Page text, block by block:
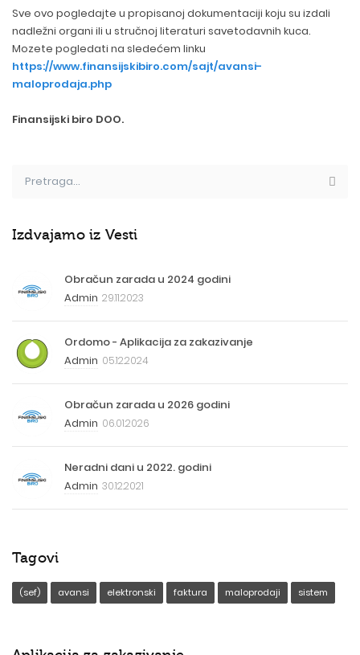
Sve ovo pogledajte u propisanoj dokumentaciji koju su izdali
nadležni organi ili u stručnoj literaturi savetodavnih kuca.
Mozete pogledati na sledećem linku
https://www.finansijskibiro.com/sajt/avansi-
maloprodaja.php
Finansijski biro DOO.
Izdvajamo iz Vesti
Obračun zarada u 2024 godini
Admin 29.11.2023
Ordomo - Aplikacija za zakazivanje
Admin 05.12.2024
Obračun zarada u 2026 godini
Admin 06.01.2026
Neradni dani u 2022. godini
Admin 30.12.2021
Tagovi
(sef) avansi elektronski faktura maloprodaji sistem